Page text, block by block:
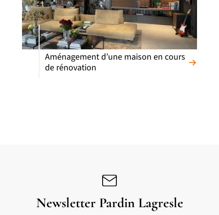
Aménagement d’une maison en cours
de rénovation
Newsletter Pardin Lagresle